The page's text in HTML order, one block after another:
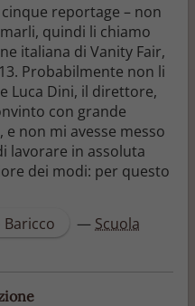
reportage – non
quindi li chiamo
italiana di Vanity Fair,
Probabilmente non li
Luca Dini, il direttore,
con grande
e non mi avesse messo
lavorare in assoluta
dei modi: per questo
— Scuola